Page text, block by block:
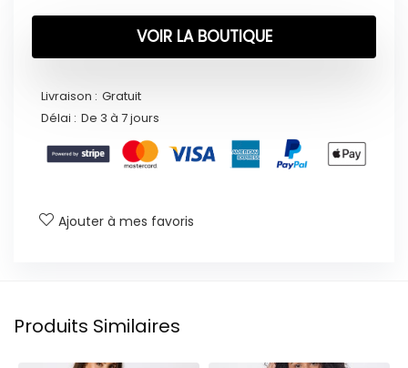
VOIR LA BOUTIQUE
Livraison : Gratuit
Délai : De 3 à 7 jours
Ajouter à mes favoris
Produits Similaires